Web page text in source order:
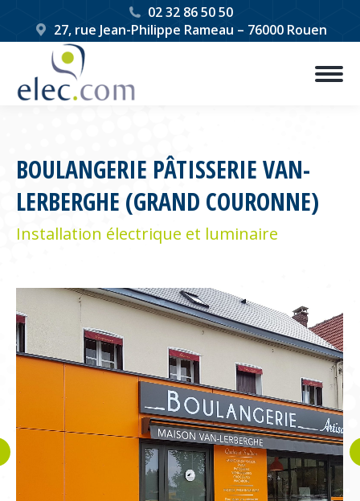
02 32 86 50 50
27, rue Jean-Philippe Rameau – 76000 Rouen
BOULANGERIE PÂTISSERIE VAN-
LERBERGHE (GRAND COURONNE)
Installation électrique et luminaire